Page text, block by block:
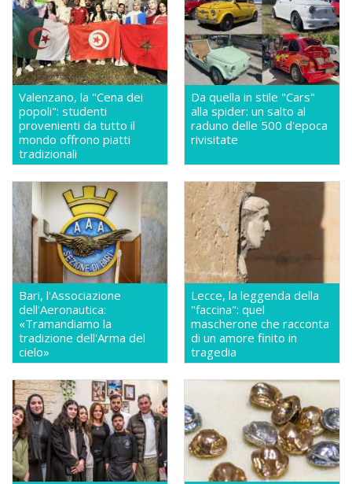
Valenzano, la "Cena dei
popoli": studenti
provenienti da tutto il
mondo offrono piatti
tradizionali
Da quella in stile "Cars"
alla spider: un salto al
raduno delle 500 d'epoca
rivisitate
Bari, l'Associazione
dell'Aeronautica:
«Tramandiamo la
tradizione dell'Arma del
cielo»
Lecce, la leggenda della
"faccina": quel
mascherone che racconta
di un amore finito in
tragedia